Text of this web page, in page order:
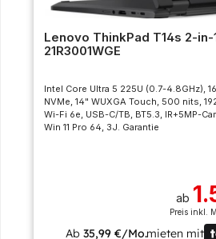
Lenovo ThinkPad T14s 2-in-
21R3001WGE
Intel Core Ultra 5 225U (0.7-4.8GHz),
NVMe, 14" WUXGA Touch, 500 nits,
Wi-Fi 6e, USB-C/TB, BT5.3, IR+5MP-
Win 11 Pro 64, 3J. Garantie
ab
Preis inkl.
Ab35,99 €/Mo.mieten mit